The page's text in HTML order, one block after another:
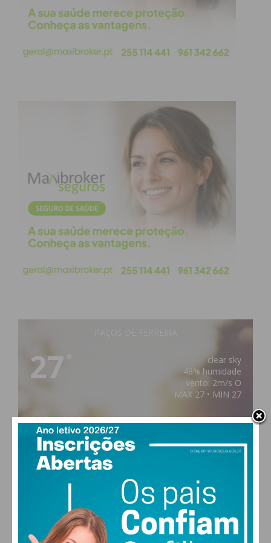
este conhecimento para viver mais e melhor. Cuide
de si e do seu coração!
Imediato
Assine nossa newsletter por e-mail e
obtenha de forma regular a informação
atualizada.
Eu li e concordo com os
27
clear sky
48% humidade
vento: 2m/s O
MAX 27 • MIN 27
30°
SEX
28°
SÁB
28° 29°